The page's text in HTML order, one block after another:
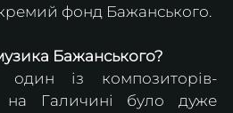
фонд Бажанського.
Бажанського?
із композиторів-
на Галичині було дуже